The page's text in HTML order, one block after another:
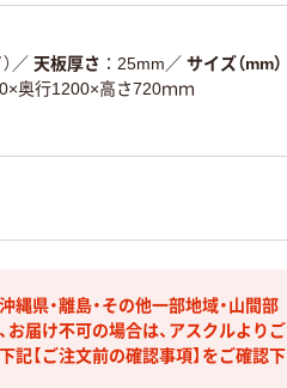
／ 天板厚さ 25mm ／ サイズ（mm）
奥行1200×高さ720ｍｍ
県・離島・その他一部地域・山間部
お届け不可の場合は、アスクルよりご
【ご注文前の確認事項】をご確認下